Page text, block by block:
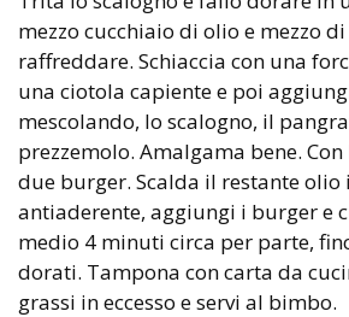
mezzo cucchiaio di olio e mezzo
raffreddare. Schiaccia con una
una ciotola capiente e poi
mescolando, lo scalogno, il
prezzemolo. Amalgama bene.
due burger. Scalda il restante
antiaderente, aggiungi i burger e
medio 4 minuti circa per parte,
dorati. Tampona con carta da
grassi in eccesso e servi al bimbo.